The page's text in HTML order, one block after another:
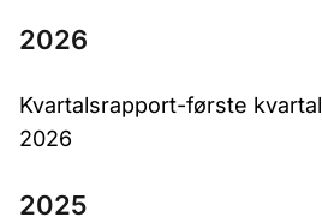
2026
Kvartalsrapport-første kvartal
2026
2025